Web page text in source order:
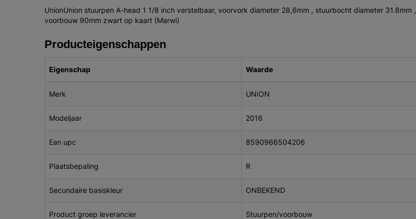
UnionUnion stuurpen A-head 1 1/8 inch verstelbaar, voorvork diameter 28,6mm , stuurbocht diameter 31.8mm ,
voorbouw 90mm zwart op kaart (Marwi)
Producteigenschappen
Eigenschap Waarde
Merk UNION
Modeljaar 2016
Ean upc 8590966504206
Plaatsbepaling R
Secundaire basiskleur ONBEKEND
Product groep leverancier Stuurpen/voorbouw